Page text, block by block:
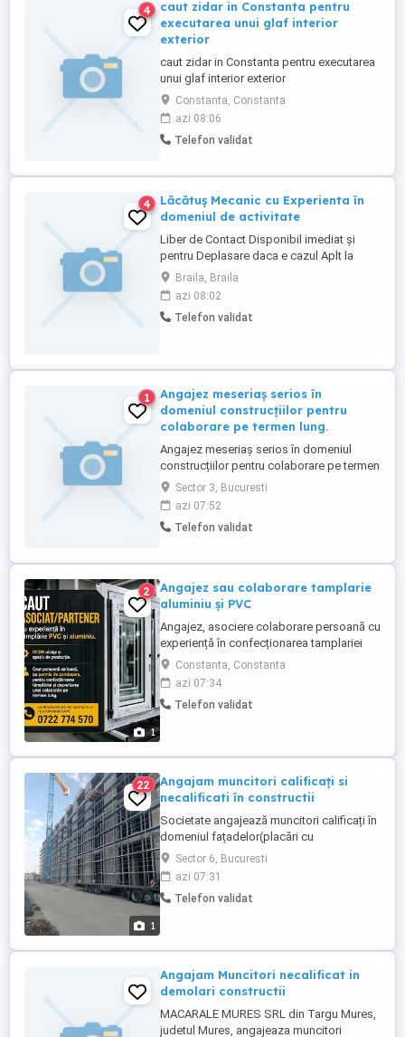
4
caut zidar in Constanta pentru
executarea unui glaf interior
exterior
caut zidar in Constanta pentru executarea
unui glaf interior exterior
Constanta, Constanta
azi 08:06
Telefon validat
4
Lăcătuș Mecanic cu Experienta în
domeniul de activitate
Liber de Contact Disponibil imediat și
pentru Deplasare daca e cazul Aplt la
Înălțime Cazier Curent Confecti Metalice
Construcții Metalice Tel
Braila, Braila
azi 08:02
Telefon validat
1
Angajez meseriaș serios în
domeniul construcțiilor pentru
colaborare pe termen lung.
Angajez meseriaș serios în domeniul
construcțiilor pentru colaborare pe termen
lung. Se caută persoană: cu experiență în
construcții (zidărie, tencuieli, finisaje sau
generalist) serioasă și responsabilă
disponibilă pentru lucru constant Ofer:
stabilă pe termen ...
Sector 3, Bucuresti
azi 07:52
Telefon validat
1
2
Angajez sau colaborare tamplarie
aluminiu și PVC
Angajez, asociere colaborare persoană cu
experiență în confecționarea tamplariei
din aluminiu și PVC. - posibilitate program
flexibil și cazare dacă este cazul. - mai
multe detalii la tel WhatsApp.
Constanta, Constanta
azi 07:34
Telefon validat
1
22
Angajam muncitori calificați si
necalificati în constructii
Societate angajează muncitori calificați în
domeniul fațadelor(placări cu
polistiren,plasa,colțare,decorativa) in
București și Ilfov program de 8 ore cu
pauza de 1 ora.salariul atractiv începând
de la 8000 lei pe lună cu posibilitatea de
Sector 6, Bucuresti
azi 07:31
Telefon validat
Angajam Muncitori necalificat in
demolari constructii
MACARALE MURES SRL din Targu Mures,
judetul Mures, angajeaza muncitori